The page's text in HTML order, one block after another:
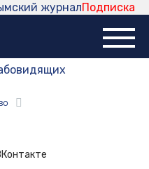
Подписка
журнал